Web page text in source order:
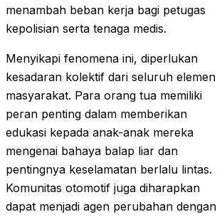
menambah beban kerja bagi petugas
kepolisian serta tenaga medis.
Menyikapi fenomena ini, diperlukan
kesadaran kolektif dari seluruh elemen
masyarakat. Para orang tua memiliki
peran penting dalam memberikan
edukasi kepada anak-anak mereka
mengenai bahaya balap liar dan
pentingnya keselamatan berlalu lintas.
Komunitas otomotif juga diharapkan
dapat menjadi agen perubahan dengan